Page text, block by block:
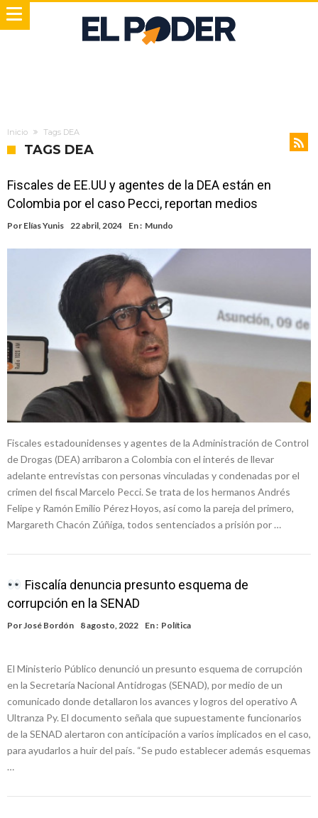
Inicio Tags DEA
TAGS DEA
Fiscales de EE.UU y agentes de la DEA están en
Colombia por el caso Pecci, reportan medios
Por Elías Yunis 22 abril, 2024 En : Mundo
Fiscales estadounidenses y agentes de la Administración de Control
de Drogas (DEA) arribaron a Colombia con el interés de llevar
adelante entrevistas con personas vinculadas y condenadas por el
crimen del fiscal Marcelo Pecci. Se trata de los hermanos Andrés
Felipe y Ramón Emilio Pérez Hoyos, así como la pareja del primero,
Margareth Chacón Zúñiga, todos sentenciados a prisión por …
Fiscalía denuncia presunto esquema de
corrupción en la SENAD
PorJosé Bordón 8 agosto, 2022 En : Política
El Ministerio Público denunció un presunto esquema de corrupción
en la Secretaría Nacional Antidrogas (SENAD), por medio de un
comunicado donde detallaron los avances y logros del operativo A
Ultranza Py. El documento señala que supuestamente funcionarios
de la SENAD alertaron con anticipación a varios implicados en el caso,
para ayudarlos a huir del país. “Se pudo establecer además esquemas
…